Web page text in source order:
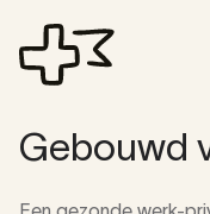
Gebouwd